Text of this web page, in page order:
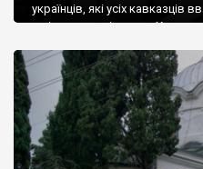
українців, які усіх
є відданими вірянами Христа